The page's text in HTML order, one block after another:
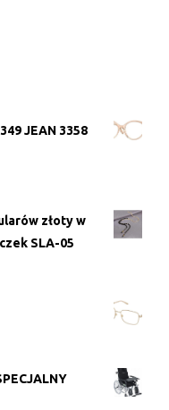
JEAN 3358
złoty w
SLA-05